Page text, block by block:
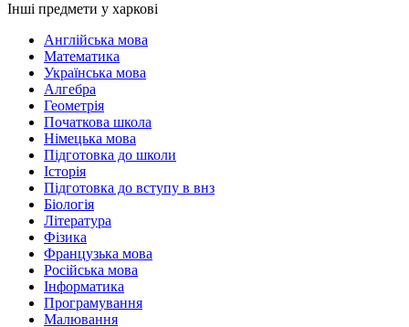
Інші предмети у харкові
Англійська мова
Математика
Українська мова
Алгебра
Геометрія
Початкова школа
Німецька мова
Підготовка до школи
Історія
Підготовка до вступу в внз
Біологія
Література
Фізика
Французька мова
Російська мова
Інформатика
Програмування
Малювання